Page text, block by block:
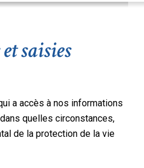
saisies
a accès à nos informations
quelles circonstances,
de la protection de la vie